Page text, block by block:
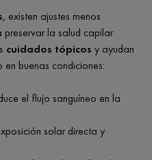
, existen ajustes menos
preservar la salud capilar.
cuidados tópicos y ayudan
buenas condiciones:
el flujo sanguíneo en la
solar directa y